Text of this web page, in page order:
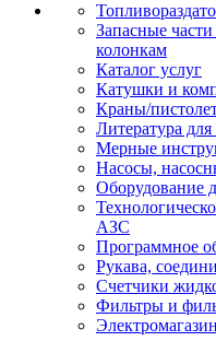
Запасные
колонкам
Каталог услуг
Катушки и
Краны/
Литература
Мерные
Насосы,
Оборудование
АЗС
Программное
Рукава,
Счетчики
Фильтры и
Электромагазин